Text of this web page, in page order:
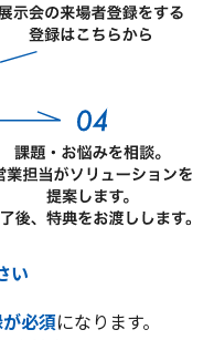
い
必須になります。